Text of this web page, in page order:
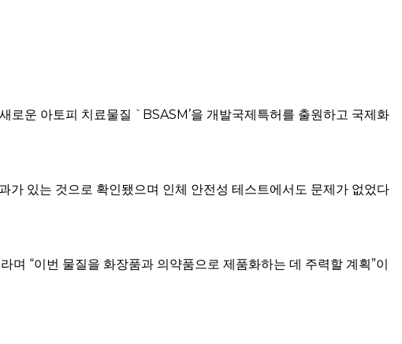
로운 아토피 치료물질 `BSASM’을 개발국제특허를 출원하고 국제화
있는 것으로 확인됐으며 인체 안전성 테스트에서도 문제가 없었다
며 “이번 물질을 화장품과 의약품으로 제품화하는 데 주력할 계획”이